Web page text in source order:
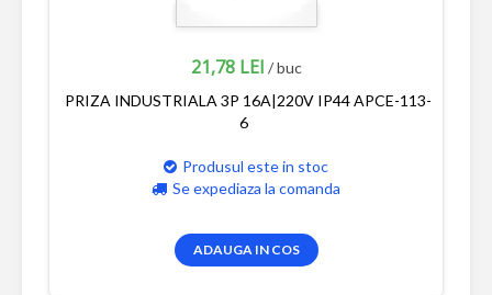
21,78 LEI / buc
PRIZA INDUSTRIALA 3P 16A|220V IP44 APCE-113-
6
Produsul este in stoc
Se expediaza la comanda
ADAUGA IN COS